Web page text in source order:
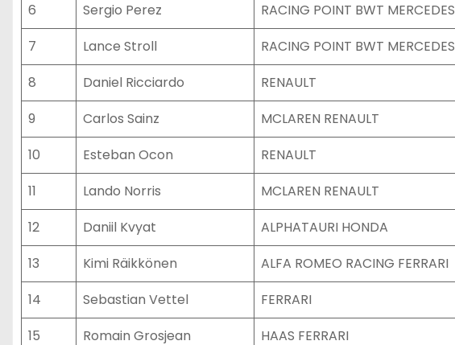
6
Sergio Perez RACING POINT BWT MERCEDES
7
Lance Stroll RACING POINT BWT MERCEDES
8
Daniel Ricciardo RENAULT
9
Carlos Sainz MCLAREN RENAULT
10
Esteban Ocon RENAULT
11
Lando Norris MCLAREN RENAULT
12
Daniil Kvyat ALPHATAURI HONDA
13
Kimi Räikkönen ALFA ROMEO RACING FERRARI
14
Sebastian Vettel FERRARI
15
Romain Grosjean HAAS FERRARI